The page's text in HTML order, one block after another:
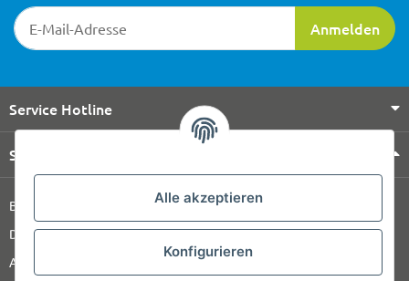
Alle akzeptieren
Konfigurieren
Newsletter-Registrierung
Anmelden
Service Hotline
Shop Service
Barrierefreiheitserklärung
Datenschutz
AGB